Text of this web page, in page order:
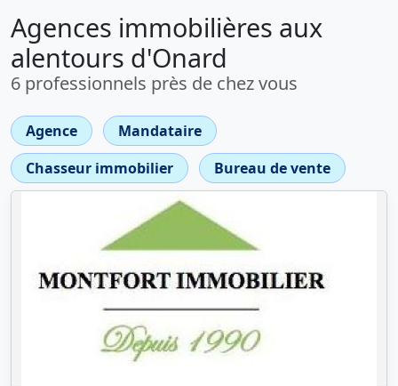
Agences immobilières aux
alentours d'Onard
6 professionnels près de chez vous
Agence
Mandataire
Chasseur immobilier
Bureau de vente